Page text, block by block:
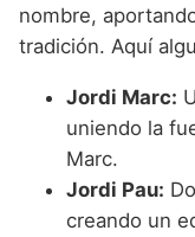
nombre,
tradición. Aquí
Jordi Marc:
uniendo la
Marc.
Jordi Pau:
creando un